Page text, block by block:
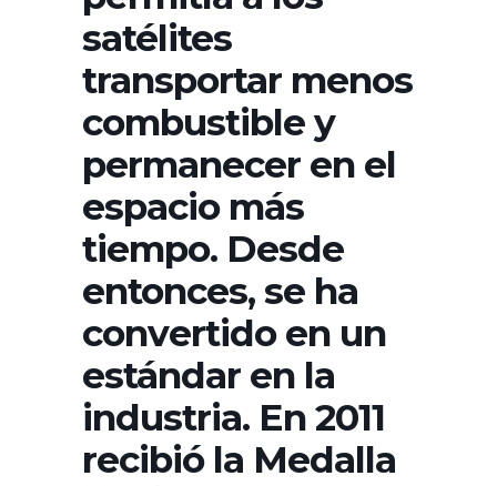
satélites
transportar menos
combustible y
permanecer en el
espacio más
tiempo. Desde
entonces, se ha
convertido en un
estándar en la
industria. En 2011
recibió la Medalla